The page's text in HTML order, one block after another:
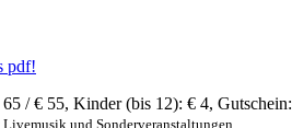
pdf!
65 / € 55, Kinder (bis 12): € 4, Gutschein:
und Sonderveranstaltungen